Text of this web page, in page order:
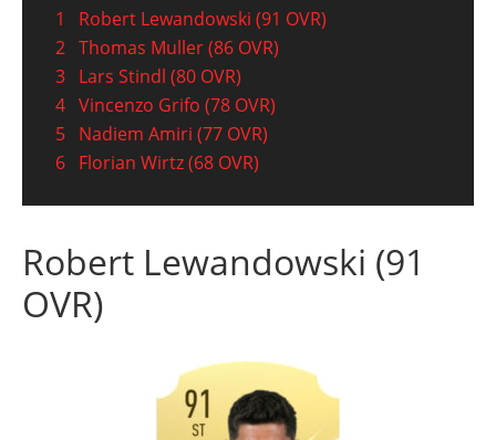
1
Robert Lewandowski (91 OVR)
2 Thomas Muller (86 OVR)
3 Lars Stindl (80 OVR)
4 Vincenzo Grifo (78 OVR)
5 Nadiem Amiri (77 OVR)
6 Florian Wirtz (68 OVR)
Robert Lewandowski (91
OVR)